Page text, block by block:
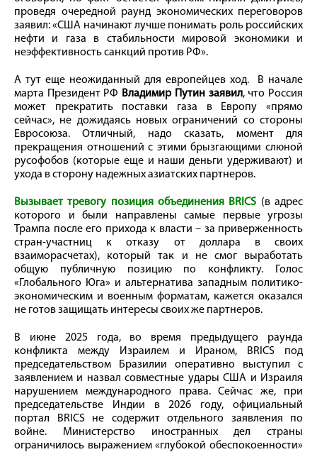
проведя очередной раунд экономических переговоров
заявил: «США начинают лучше понимать роль российских
нефти и газа в стабильности мировой экономики и
неэффективность санкций против РФ».
А тут еще неожиданный для европейцев ход. В начале
марта Президент РФ Владимир Путин заявил, что Россия
может прекратить поставки газа в Европу «прямо
сейчас», не дожидаясь новых ограничений со стороны
Евросоюза. Отличный, надо сказать, момент для
прекращения отношений с этими брызгающими слюной
русофобов (которые еще и наши деньги удерживают) и
ухода в сторону надежных азиатских партнеров.
Вызывает тревогу позиция объединения BRICS (в адрес
которого и были направлены самые первые угрозы
Трампа после его прихода к власти – за приверженность
стран-участниц к отказу от доллара в своих
взаиморасчетах), который так и не смог выработать
общую публичную позицию по конфликту. Голос
«Глобального Юга» и альтернатива западным политико-
экономическим и военным форматам, кажется оказался
не готов защищать интересы своих же партнеров.
В июне 2025 года, во время предыдущего раунда
конфликта между Израилем и Ираном, BRICS под
председательством Бразилии оперативно выступил с
заявлением и назвал совместные удары США и Израиля
нарушением международного права. Сейчас же, при
председательстве Индии в 2026 году, официальный
портал BRICS не содержит отдельного заявления по
войне. Министерство иностранных дел страны
ограничилось выражением «глубокой обеспокоенности»